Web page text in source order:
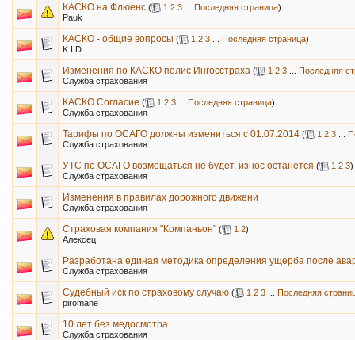
КАСКО на Флюенс ( 1 2 3 Последняя страница)
Pauk
КАСКО - общие вопросы ( 1 2 3 Последняя страница)
K.I.D.
Изменения по КАСКО полис Ингосстраха ( 1 2 3
Последняя
Служба страхования
КАСКО Согласие ( 1 2 3 Последняя страница)
Служба страхования
Тарифы по ОСАГО должны измениться с 01.07.2014 ( 1 2 3
Служба страхования
УТС по ОСАГО возмещаться не будет, износ останется ( 1 2 3)
Служба страхования
Изменения в правилах дорожного движени
Служба страхования
Страховая компания "Компаньон" ( 1 2)
Алексец
Разработана единая методика определения ущерба после
Служба страхования
Судебный иск по страховому случаю ( 1 2 3
Последняя
piromane
10 лет без медосмотра
Служба страхования